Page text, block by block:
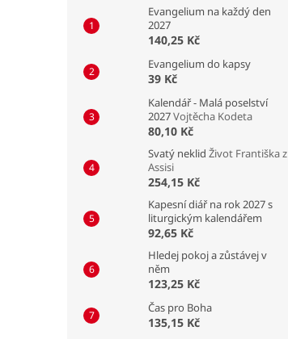
Evangelium na každý den
2027
140,25 Kč
Evangelium do kapsy
39 Kč
Kalendář - Malá poselství
2027Vojtěcha Kodeta
80,10 Kč
Svatý neklid Život Františka z
Assisi
254,15 Kč
Kapesní diář na rok 2027 s
liturgickým kalendářem
92,65 Kč
Hledej pokoj a zůstávej v
něm
123,25 Kč
Čas pro Boha
135,15 Kč